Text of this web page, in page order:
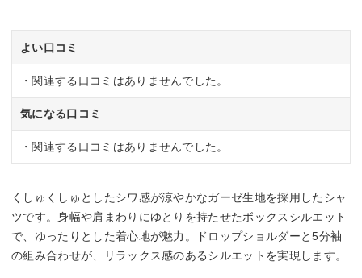
よい口コミ
・関連する口コミはありませんでした。
気になる口コミ
・関連する口コミはありませんでした。
くしゅくしゅとしたシワ感が涼やかなガーゼ生地を採用したシャ
ツです。身幅や肩まわりにゆとりを持たせたボックスシルエット
で、ゆったりとした着心地が魅力。ドロップショルダーと5分袖
の組み合わせが、リラックス感のあるシルエットを実現します。